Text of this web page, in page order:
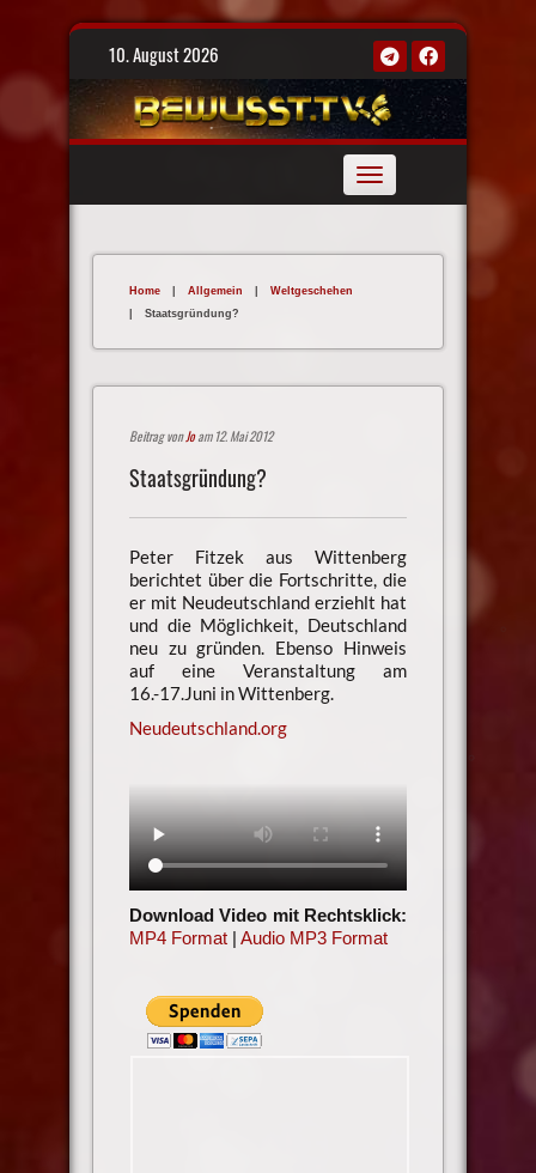
Skip
10. August 2026
Toggle
navigation
Home | Allgemein |
Weltgeschehen
|
Staatsgründung?
Beitrag vonJoam 12. Mai 2012
Staatsgründung?
Peter Fitzek aus Wittenberg
berichtet über die Fortschritte, die
er mit Neudeutschland erziehlt hat
und die Möglichkeit, Deutschland
neu zu gründen. Ebenso Hinweis
auf eine Veranstaltung am
16.-17.Juni in Wittenberg.
Neudeutschland.org
Download Video mit Rechtsklick:
MP4 Format| Audio MP3 Format